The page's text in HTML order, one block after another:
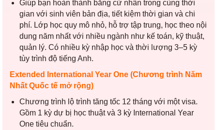
Giúp bạn hoàn thành bằng cử nhân trong cùng thời
gian với sinh viên bản địa, tiết kiệm thời gian và chi
phí. Lớp học quy mô nhỏ, hỗ trợ tập trung, học theo nội
dung năm nhất với nhiều ngành như kế toán, kỹ thuật,
quản lý. Có nhiều kỳ nhập học và thời lượng 3–5 kỳ
tùy trình độ tiếng Anh.
Extended International Year One (Chương trình Năm
Nhất Quốc tế mở rộng)
Chương trình lộ trình tăng tốc 12 tháng với một visa.
Gồm 1 kỳ dự bị học thuật và 3 kỳ International Year
One tiêu chuẩn.